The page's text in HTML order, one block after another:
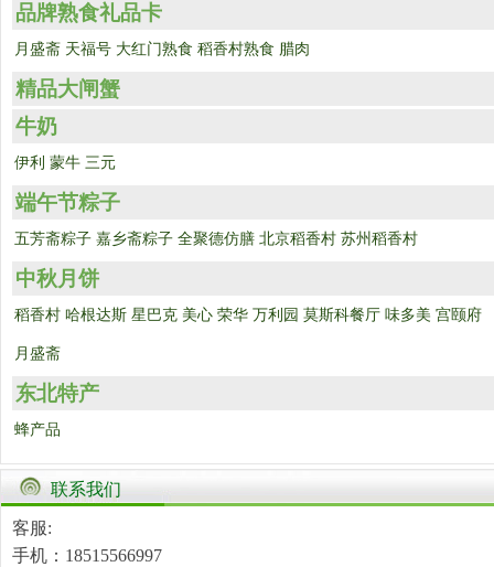
品牌熟食礼品卡
月盛斋 天福号 大红门熟食 稻香村熟食 腊肉
精品大闸蟹
牛奶
伊利 蒙牛 三元
端午节粽子
五芳斋粽子 嘉乡斋粽子 全聚德仿膳 北京稻香村 苏州稻香村
中秋月饼
稻香村 哈根达斯 星巴克 美心 荣华 万利园 莫斯科餐厅 味多美 宫颐府
月盛斋
东北特产
蜂产品
联系我们
客服:
手机：18515566997